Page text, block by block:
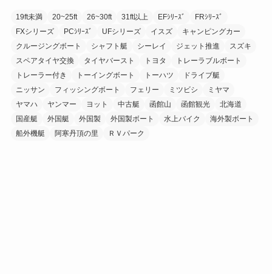
19ft未満 20~25ft 26~30ft 31ft以上 EFｼﾘｰｽﾞ
FRｼﾘｰｽﾞ
FXシリーズ
PCｼﾘｰｽﾞ UFシリーズ イスズ
キャンピングカー
クルージングボート
シャフト艇 シーレイ ジェット推進
スズキ
スペアタイヤ交換
タイヤバースト トヨタ
トレーラブルボート
トレーラー付き
トーイングボート トーハツ
ドライブ艇
ニッサン
フィッシングボート フェリー ミツビシ
ミヤマ
ヤマハ
ヤンマー ヨット 中古艇 函館山 函館観光
北海道
国産艇
外国艇 外国製 外国製ボート 水上バイク
海外製ボート
船外機艇
阿寒丹頂の里 ＲＶパーク